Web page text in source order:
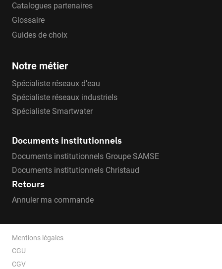
Catalogues partenaires
Glossaire
Guides de choix
Notre métier
Spécialiste réseaux d’eau
Spécialiste réseaux industriels
Spécialiste Smartwater
Documents institutionnels
Documents institutionnels Groupe SAMSE
Documents institutionnels Christaud
Retours
Annuler ma commande
Mentions légales
CGU
CGV